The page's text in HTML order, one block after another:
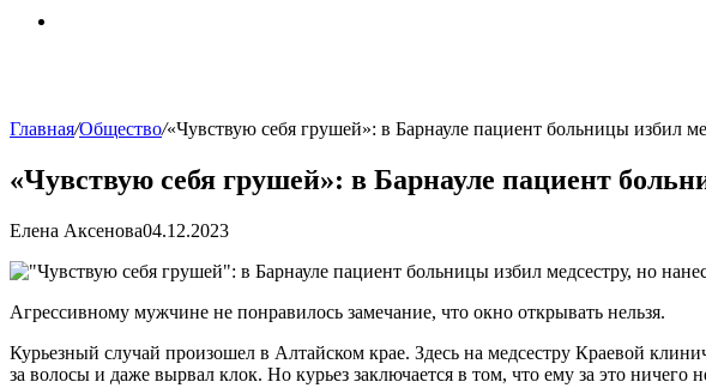
Главная/Общество/«Чувствую себя грушей»: в Барнауле пациент больницы избил
«Чувствую себя грушей»: в Барнауле пациент
Елена Аксенова04.12.2023
Агрессивному мужчине не понравилось замечание, что окно открывать нельзя.
Курьезный случай произошел в Алтайском крае. Здесь на медсестру Краевой
за волосы и даже вырвал клок. Но курьез заключается в том, что ему за это